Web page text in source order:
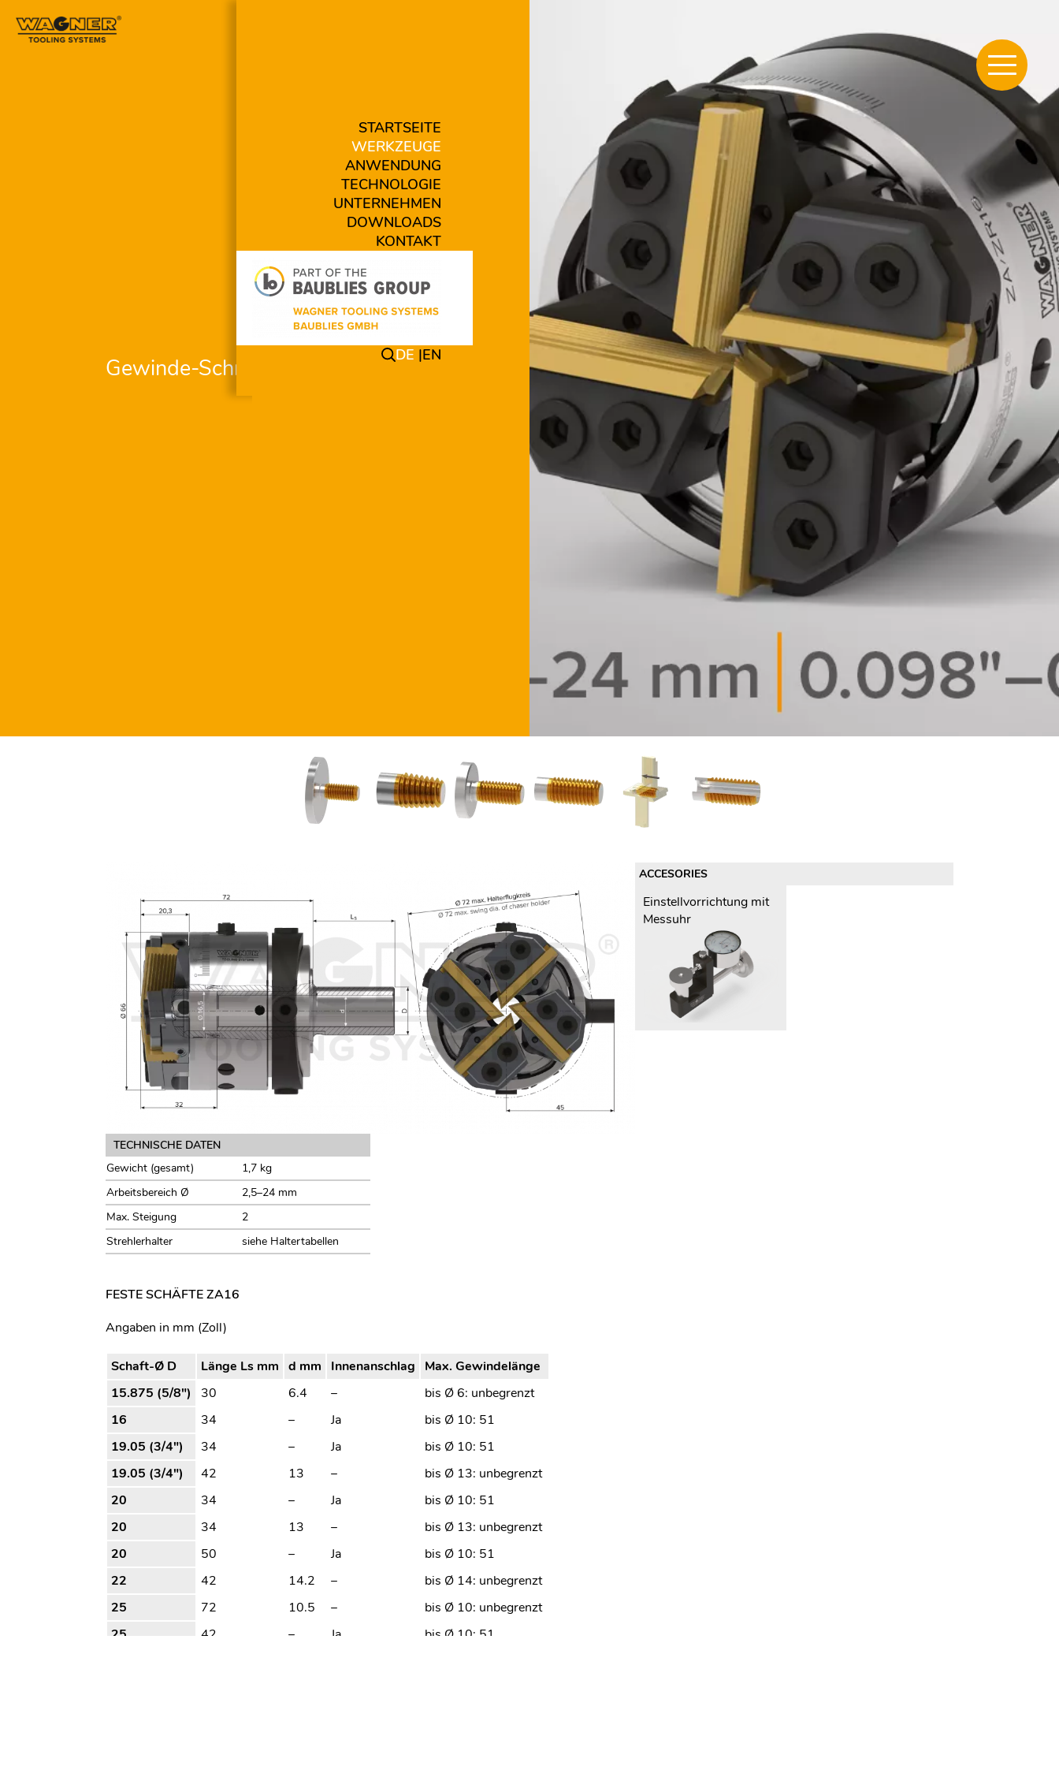
STARTSEITE
WERKZEUGE
ANWENDUNG
TECHNOLOGIE
UNTERNEHMEN
DOWNLOADS
KONTAKT
DE EN
Gewinde-Schneidsystem ZA16
TECHNISCHE DATEN
Gewicht (gesamt)
1,7 kg
Arbeitsbereich Ø
2,5–24 mm
Max. Steigung
2
Strehlerhalter
siehe Haltertabellen
ACCESORIES
Einstellvorrichtung mit
Messuhr
FESTE SCHÄFTE ZA16
Angaben in mm (Zoll)
Schaft-Ø D Länge Ls mm d mm Innenanschlag
Max. Gewindelänge
15.875 (5/8″)
30 6.4 –
bis Ø 6: unbegrenzt
16
34 – Ja
bis Ø 10: 51
19.05 (3/4″)
34 – Ja
bis Ø 10: 51
19.05 (3/4″)
42 13 –
bis Ø 13: unbegrenzt
20
34 – Ja
bis Ø 10: 51
20
34 13 –
bis Ø 13: unbegrenzt
20
50 – Ja
bis Ø 10: 51
22
42 14.2 –
bis Ø 14: unbegrenzt
25
72 10.5 –
bis Ø 10: unbegrenzt
25
42 – Ja
bis Ø 10: 51